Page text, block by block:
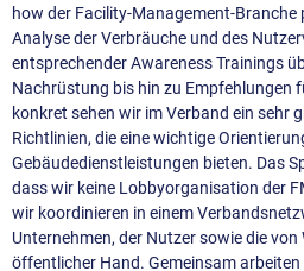
how der Facility-Management-Branche
Analyse der Verbräuche und des
entsprechender Awareness Trainings
Nachrüstung bis hin zu Empfehlungen
konkret sehen wir im Verband ein sehr
Richtlinien, die eine wichtige
Gebäudedienstleistungen bieten. Das
dass wir keine Lobbyorganisation der
wir koordinieren in einem
Unternehmen, der Nutzer sowie die
öffentlicher Hand. Gemeinsam